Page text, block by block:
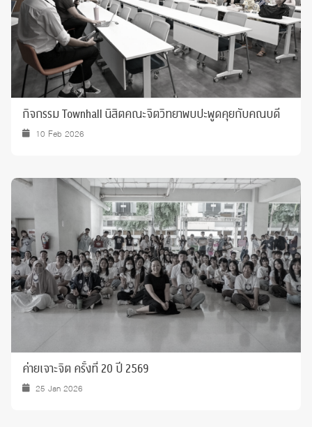
กิจกรรม Townhall นิสิตคณะจิตวิทยาพบปะพูดคุยกับคณบดี
10 Feb 2026
ค่ายเจาะจิต ครั้งที่ 20 ปี 2569
25 Jan 2026